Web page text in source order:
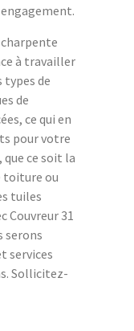
à travailler
types de
de
ce qui en
pour votre
ce soit la
toiture ou
tuiles
Couvreur 31
serons
services
Sollicitez-